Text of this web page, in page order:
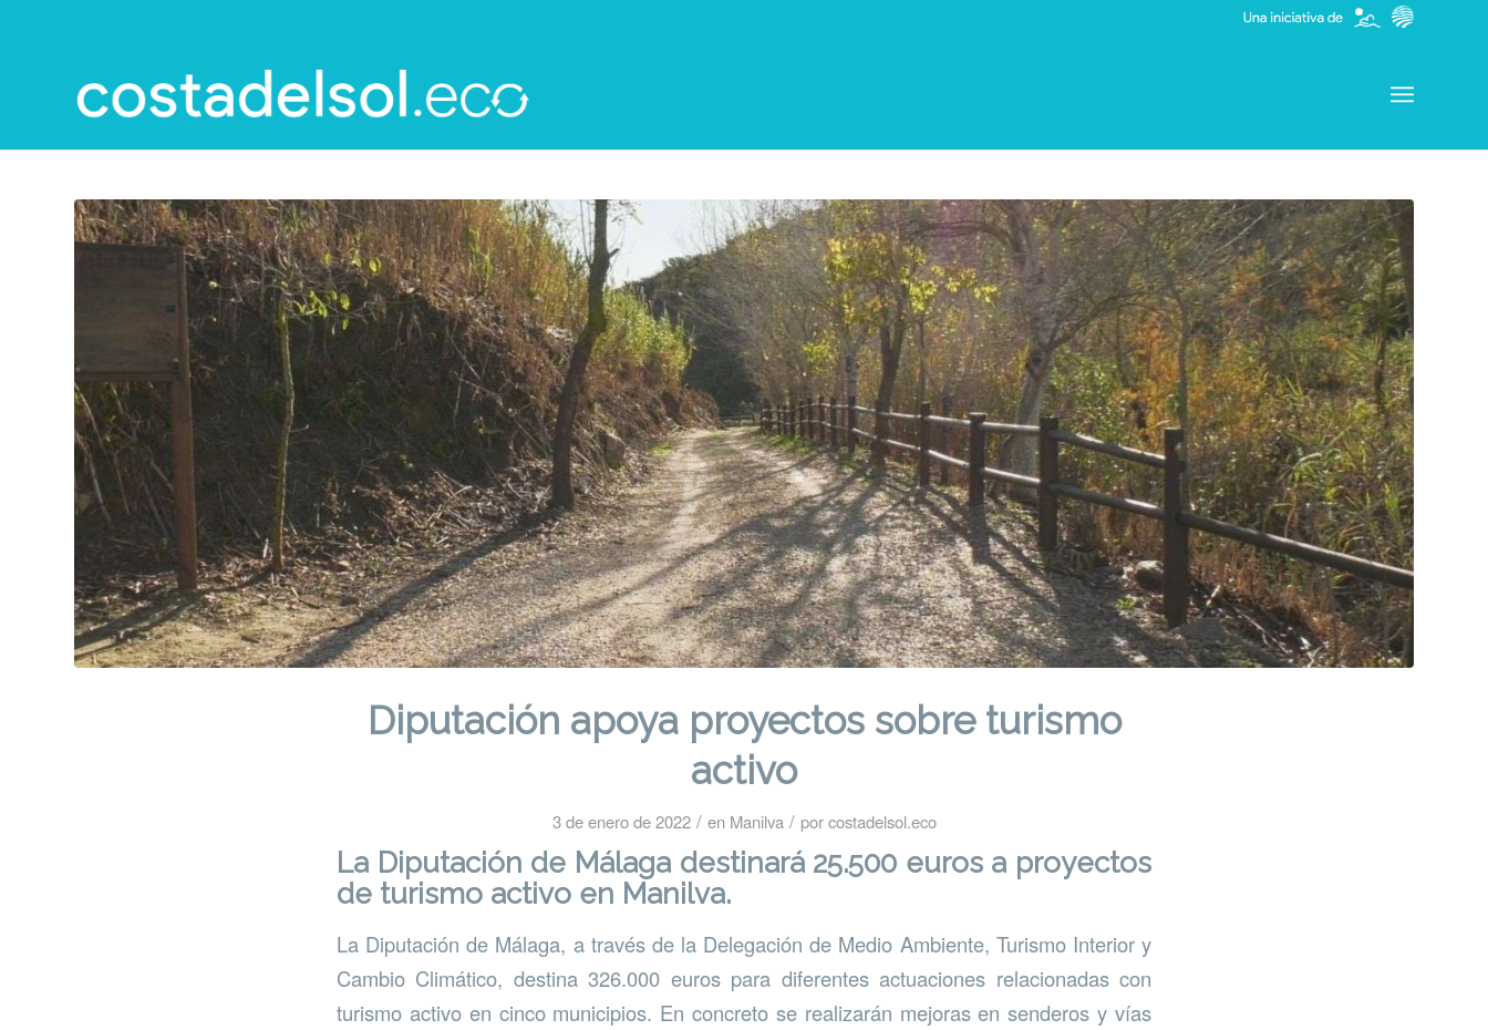
Diputación apoya proyectos sobre turismo
activo
3 de enero de 2022 / en Manilva / porcostadelsol.eco
La Diputación de Málaga destinará 25.500 euros a proyectos
de turismo activo en Manilva.
La Diputación de Málaga, a través de la Delegación de Medio Ambiente, Turismo Interior y
Cambio Climático, destina 326.000 euros para diferentes actuaciones relacionadas con
turismo activo en cinco municipios. En concreto se realizarán mejoras en senderos y vías